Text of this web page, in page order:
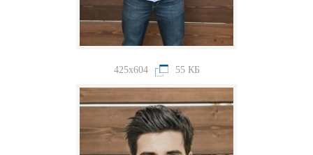
425x604 55 КБ